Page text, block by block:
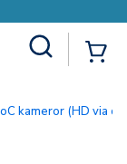
kameror (HD via